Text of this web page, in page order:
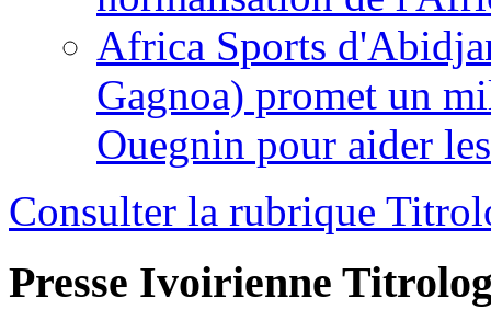
Africa Sports
Gagnoa) promet un
Ouegnin pour aider
Consulter la rubrique
Presse Ivoirienne